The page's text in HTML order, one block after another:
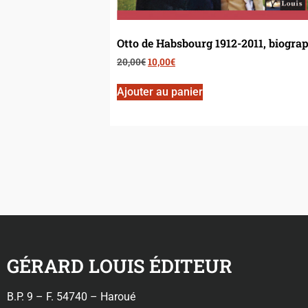
Otto de Habsbourg 1912-2011,
20,00€10,00€
Ajouter au panier
GÉRARD LOUIS ÉDITEUR
B.P. 9 – F. 54740 – Haroué